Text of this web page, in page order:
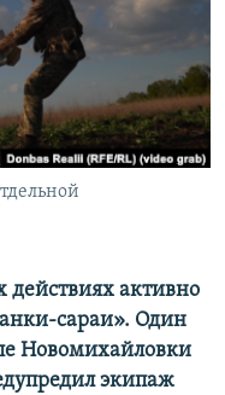
действиях активно
сараи». Один
Новомихайловки
экипаж